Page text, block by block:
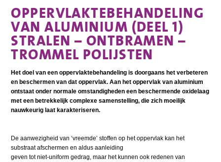
OPPERVLAKTEBEHANDELING
VAN ALUMINIUM (DEEL 1)
STRALEN – ONTBRAMEN –
TROMMEL POLIJSTEN
Het doel van een oppervlaktebehandeling is doorgaans het verbeteren
en beschermen van dat oppervlak. Aan het oppervlak van aluminium
ontstaat onder normale omstandigheden een beschermende oxidelaag
met een betrekkelijk complexe samenstelling, die zich moeilijk
nauwkeurig laat karakteriseren.
De aanwezigheid van ‘vreemde’ stoffen op het oppervlak kan het
substraat afschermen en aldus aanleiding
geven tot niet-uniform gedrag, maar het kunnen ook redenen van